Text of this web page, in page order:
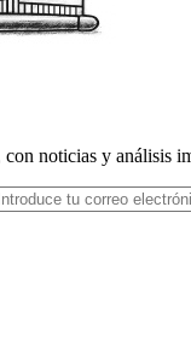
noticias y análisis